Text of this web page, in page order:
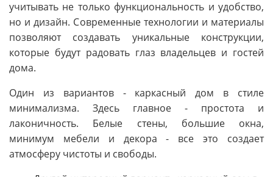
учитывать не только функциональность и удобство,
но и дизайн. Современные технологии и материалы
позволяют создавать уникальные конструкции,
которые будут радовать глаз владельцев и гостей
дома.
Один из вариантов - каркасный дом в стиле
минимализма. Здесь главное - простота и
лаконичность. Белые стены, большие окна,
минимум мебели и декора - все это создает
атмосферу чистоты и свободы.